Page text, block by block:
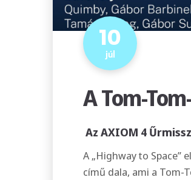
10
júl
A Tom-
Az AXIOM 4
A „Highway to Space”
című dala, ami a Tom-